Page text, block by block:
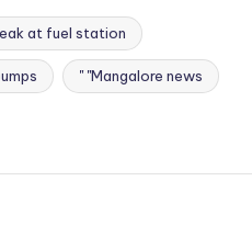
at fuel station
" "Mangalore news